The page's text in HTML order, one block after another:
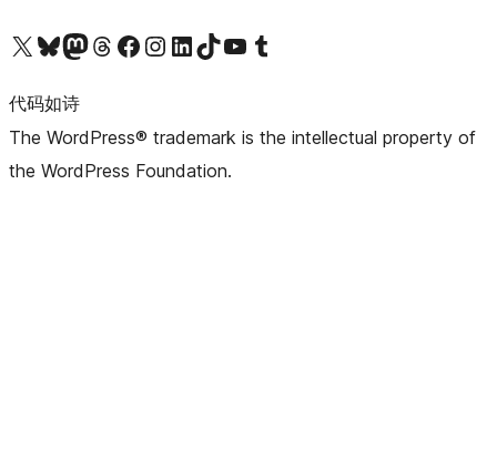
关注我们的 X（原 Twitter）账号访问我们的 Bluesky 账号关注我们的 Mastodon 账号访问我们的 Threads 账号 访问我们的 Facebook 公共主页关注我们的 Instagram 账号 关注我们的 LinkedIn 主页访问我们的 TikTok 账号访问我们的 YouTube 频道 访问我们的 Tumblr 账号
代码如诗
The WordPress® trademark is the intellectual property of
the WordPress Foundation.